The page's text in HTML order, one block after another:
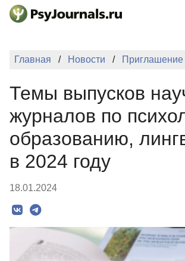
Перейти к основному содержанию
НОВОСТИ
ПОДАТЬ РУКОПИСЬ
КЛЮЧЕВЫЕ СЛОВА
Регистрация
Главная Новости Приглашение
Темы выпусков
журналов по
образованию,
в 2024 году
18.01.2024